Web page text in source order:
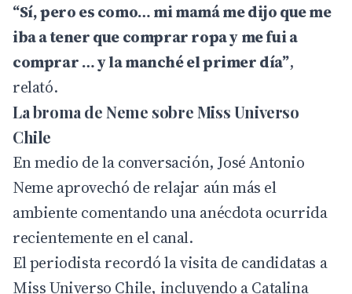
“Sí, pero es como… mi mamá me dijo que me
iba a tener que comprar ropa y me fui a
comprar … y la manché el primer día”,
relató.
La broma de Neme sobre Miss Universo
Chile
En medio de la conversación, José Antonio
Neme aprovechó de relajar aún más el
ambiente comentando una anécdota ocurrida
recientemente en el canal.
El periodista recordó la visita de candidatas a
Miss Universo Chile, incluyendo a Catalina